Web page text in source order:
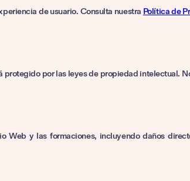
de usuario. Consulta nuestra Política de
por las leyes de propiedad intelectual.
y las formaciones, incluyendo daños